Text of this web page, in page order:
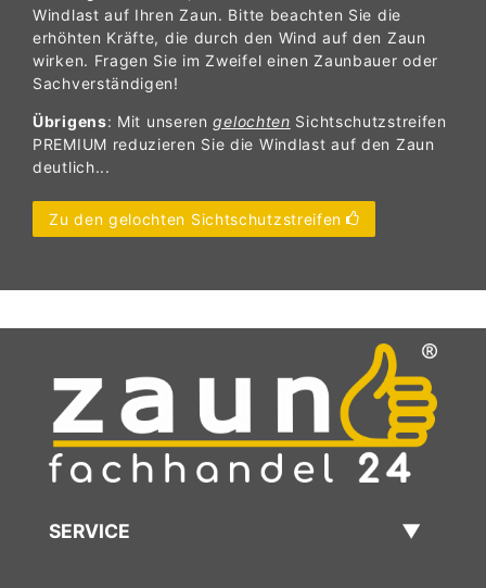
Windlast auf Ihren Zaun. Bitte beachten Sie die
erhöhten Kräfte, die durch den Wind auf den Zaun
wirken. Fragen Sie im Zweifel einen Zaunbauer oder
Sachverständigen!
Übrigens: Mit unserengelochten Sichtschutzstreifen
PREMIUM reduzieren Sie die Windlast auf den Zaun
deutlich...
Zu den gelochten Sichtschutzstreifen
SERVICE